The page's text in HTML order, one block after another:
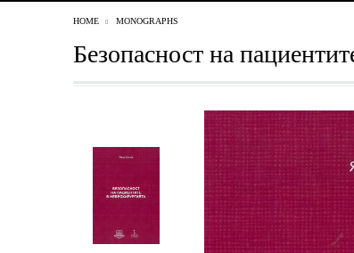
HOME MONOGRAPHS
Безопасност на